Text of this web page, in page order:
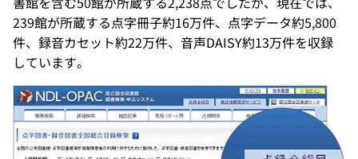
239館が所蔵する点字冊子約16万件、点字データ約5,800
件、録音カセット約22万件、音声DAISY約13万件を収録
しています。